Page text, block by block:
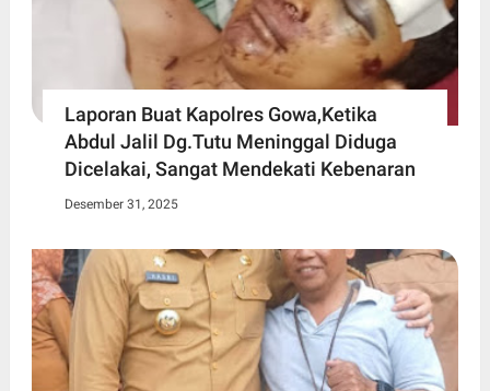
Laporan Buat Kapolres Gowa,Ketika
Abdul Jalil Dg.Tutu Meninggal Diduga
Dicelakai, Sangat Mendekati Kebenaran
Desember 31, 2025